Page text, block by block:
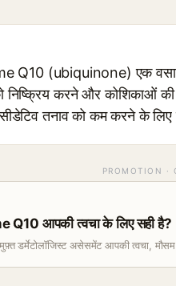
Q10 (ubiquinone) एक वसा
निष्क्रिय करने और कोशिकाओं की
तनाव को कम करने के लिए
PROMOTION ·
Q10 आपकी त्वचा के लिए सही है?
डर्मेटोलॉजिस्ट असेसमेंट आपकी त्वचा,